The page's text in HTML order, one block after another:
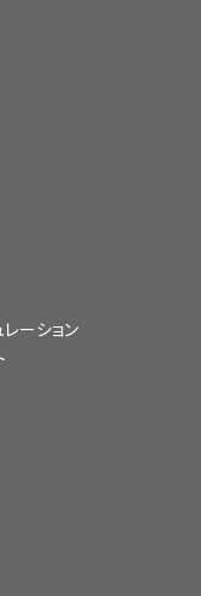
ーション